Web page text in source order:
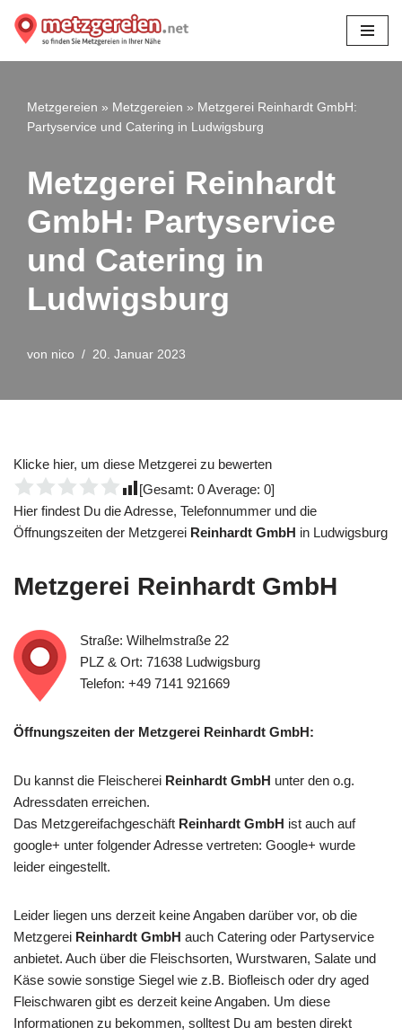
Zum
Metzgereien » Metzgereien » Metzgerei Reinhardt GmbH:
Partyservice und Catering in Ludwigsburg
Metzgerei Reinhardt
GmbH: Partyservice
und Catering in
Ludwigsburg
von nico 20. Januar 2023
Klicke hier, um diese Metzgerei zu bewerten
[Gesamt: 0Average: 0]
Hier findest Du die Adresse, Telefonnummer und die
Öffnungszeiten der Metzgerei Reinhardt GmbH in Ludwigsburg
Metzgerei Reinhardt GmbH
Straße: Wilhelmstraße 22
PLZ & Ort: 71638 Ludwigsburg
Telefon: +49 7141 921669
Öffnungszeiten der Metzgerei Reinhardt GmbH:
Du kannst die Fleischerei Reinhardt GmbH unter den o.g.
Adressdaten erreichen.
Das Metzgereifachgeschäft Reinhardt GmbH ist auch auf
google+ unter folgender Adresse vertreten: Google+ wurde
leider eingestellt.
Leider liegen uns derzeit keine Angaben darüber vor, ob die
Metzgerei Reinhardt GmbH auch Catering oder Partyservice
anbietet. Auch über die Fleischsorten, Wurstwaren, Salate und
Käse sowie sonstige Siegel wie z.B. Biofleisch oder dry aged
Fleischwaren gibt es derzeit keine Angaben. Um diese
Informationen zu bekommen, solltest Du am besten direkt